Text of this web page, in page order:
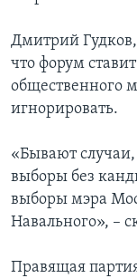
Дмитрий Гудков,
что форум
общественного
игнорировать.
«Бывают
выборы без
выборы мэра
Навального», –
Правящая